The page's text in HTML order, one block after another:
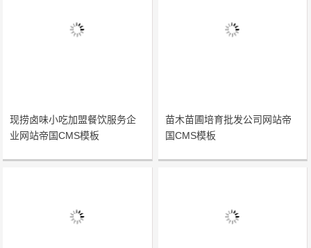
现捞卤味小吃加盟餐饮服务企
业网站帝国CMS模板
苗木苗圃培育批发公司网站帝
国CMS模板